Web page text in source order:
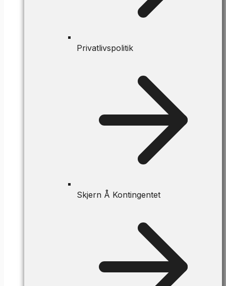
Privatlivspolitik
Skjern Å Kontingentet